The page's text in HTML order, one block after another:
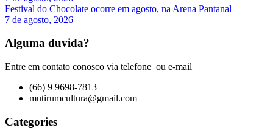
Festival do Chocolate ocorre em agosto, na Arena Pantanal
7 de agosto, 2026
Alguma duvida?
Entre em contato conosco via telefone ou e-mail
(66) 9 9698-7813
mutirumcultura@gmail.com
Categories